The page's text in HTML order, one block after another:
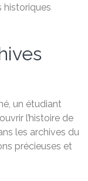
historiques
un étudiant
l’histoire de
les archives du
précieuses et